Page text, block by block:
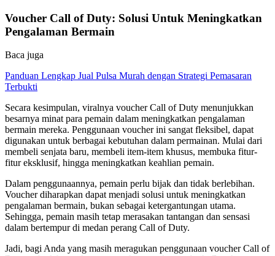
Voucher Call of Duty: Solusi Untuk Meningkatkan
Pengalaman Bermain
Baca juga
Panduan Lengkap Jual Pulsa Murah dengan Strategi Pemasaran
Terbukti
Secara kesimpulan, viralnya voucher Call of Duty menunjukkan
besarnya minat para pemain dalam meningkatkan pengalaman
bermain mereka. Penggunaan voucher ini sangat fleksibel, dapat
digunakan untuk berbagai kebutuhan dalam permainan. Mulai dari
membeli senjata baru, membeli item-item khusus, membuka fitur-
fitur eksklusif, hingga meningkatkan keahlian pemain.
Dalam penggunaannya, pemain perlu bijak dan tidak berlebihan.
Voucher diharapkan dapat menjadi solusi untuk meningkatkan
pengalaman bermain, bukan sebagai ketergantungan utama.
Sehingga, pemain masih tetap merasakan tantangan dan sensasi
dalam bertempur di medan perang Call of Duty.
Jadi, bagi Anda yang masih meragukan penggunaan voucher Call of